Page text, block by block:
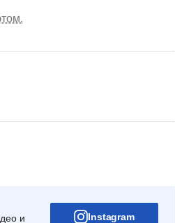
и Instagram